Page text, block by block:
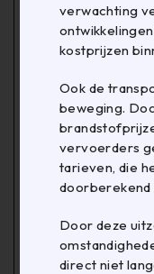
100X76MM
1000/RL KERN
0,02per
verwachting
kostprijzen
Ook de
beweging.
vervoerders
tarieven, die
doorberekend
Door deze
direct niet